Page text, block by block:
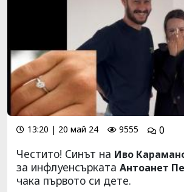
13:20 | 20 май 24 9555 0
Честито! Синът на Иво
за инфлуенсърката Антоанет
чака първото си дете.